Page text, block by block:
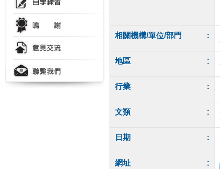
相關機構/單位/部門 :
地區 :
行業 :
文類 :
日期 :
網址 :